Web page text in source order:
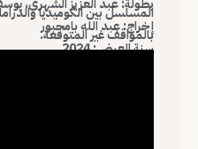
المسلسل بين الكوميديا
بالمواقف غير المتوقعة.
بطولة: عبد العزيز الشهري،
إخراج: عبد الله بامجبور
سنة العرض: 2024